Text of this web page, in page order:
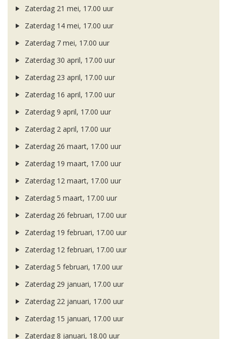
Zaterdag 21 mei, 17.00 uur
Zaterdag 14 mei, 17.00 uur
Zaterdag 7 mei, 17.00 uur
Zaterdag 30 april, 17.00 uur
Zaterdag 23 april, 17.00 uur
Zaterdag 16 april, 17.00 uur
Zaterdag 9 april, 17.00 uur
Zaterdag 2 april, 17.00 uur
Zaterdag 26 maart, 17.00 uur
Zaterdag 19 maart, 17.00 uur
Zaterdag 12 maart, 17.00 uur
Zaterdag 5 maart, 17.00 uur
Zaterdag 26 februari, 17.00 uur
Zaterdag 19 februari, 17.00 uur
Zaterdag 12 februari, 17.00 uur
Zaterdag 5 februari, 17.00 uur
Zaterdag 29 januari, 17.00 uur
Zaterdag 22 januari, 17.00 uur
Zaterdag 15 januari, 17.00 uur
Zaterdag 8 januari, 18.00 uur